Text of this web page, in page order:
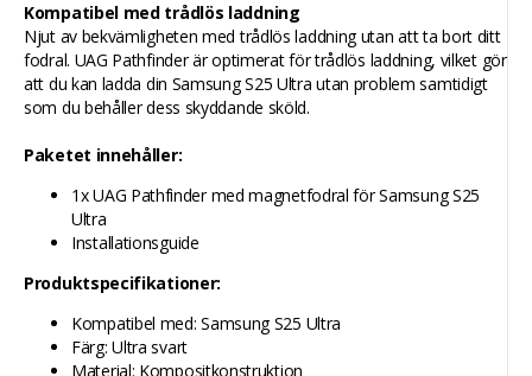
Kompatibel med trådlös laddning
Njut av bekvämligheten med trådlös laddning utan att ta bort ditt
fodral. UAG Pathfinder är optimerat för trådlös laddning, vilket gör
att du kan ladda din Samsung S25 Ultra utan problem samtidigt
som du behåller dess skyddande sköld.
Paketet innehåller:
1x UAG Pathfinder med magnetfodral för Samsung S25
Ultra
Installationsguide
Produktspecifikationer:
Kompatibel med: Samsung S25 Ultra
Färg: Ultra svart
Material: Kompositkonstruktion